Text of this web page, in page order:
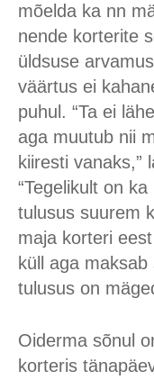
mõelda ka nn
nende korterite
üldsuse
väärtus ei
puhul. “Ta ei
aga muutub nii
kiiresti vanaks,”
“Tegelikult on
tulusus suurem
maja korteri
küll aga
tulusus on
Oiderma sõnul
korteris